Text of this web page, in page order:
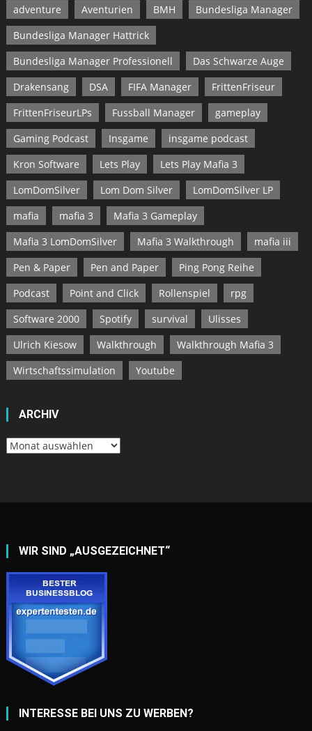
adventure Aventurien BMH
Bundesliga Manager
Bundesliga Manager Hattrick
Bundesliga Manager Professionell
Das Schwarze Auge
Drakensang
DSA FIFA Manager
FrittenFriseur
FrittenFriseurLPs
Fussball Manager
gameplay
Gaming Podcast
Insgame
insgame podcast
Kron Software
Lets Play
Lets Play Mafia 3
LomDomSilver
Lom Dom Silver
LomDomSilver LP
mafia
mafia 3
Mafia 3 Gameplay
Mafia 3 LomDomSilver
Mafia 3 Walkthrough
mafia iii
Pen & Paper
Pen and Paper
Ping Pong Reihe
Podcast
Point and Click Rollenspiel
rpg
Software 2000
Spotify survival
Ulisses
Ulrich Kiesow
Walkthrough
Walkthrough Mafia 3
Wirtschaftssimulation
Youtube
ARCHIV
Archiv
WIR SIND „AUSGEZEICHNET“
INTERESSE BEI UNS ZU WERBEN?